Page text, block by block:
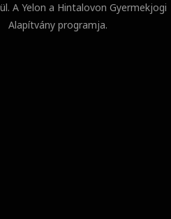
A Yelon a Hintalovon Gyermekjogi
Alapítvány programja.